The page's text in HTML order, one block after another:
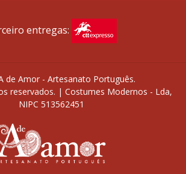
entregas:
de Amor - Artesanato Português.
reservados. | Costumes Modernos - Lda,
NIPC 513562451